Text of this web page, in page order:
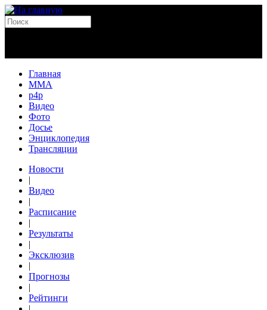
Главная
MMA
p4p
Видео
Фото
Досье
Энциклопедия
Трансляции
Новости
|
Видео
|
Расписание
|
Результаты
|
Эксклюзив
|
Прогнозы
|
Рейтинги